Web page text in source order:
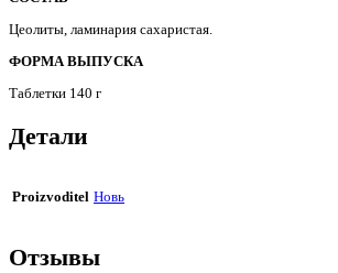
Цеолиты, ламинария сахаристая.
ФОРМА ВЫПУСКА
Таблетки 140 г
Детали
Proizvoditel Новь
Отзывы